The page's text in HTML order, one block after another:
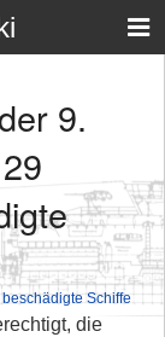
9.
Schiffe
die